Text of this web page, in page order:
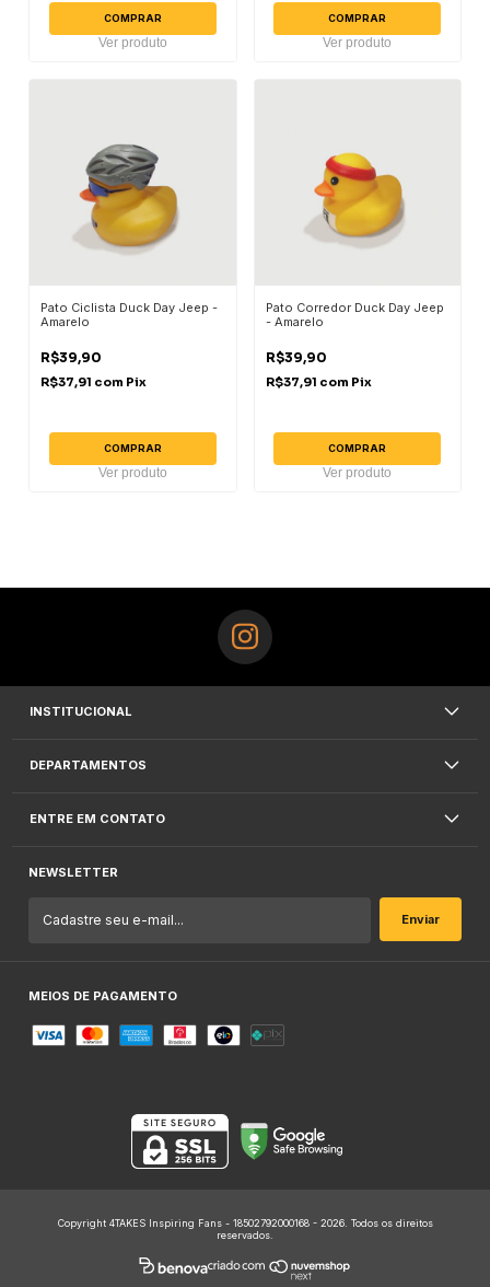
COMPRAR
Ver produto
COMPRAR
Ver produto
Pato Ciclista Duck Day Jeep -
Amarelo
R$39,90
R$37,91 com Pix
COMPRAR
Ver produto
Pato Corredor Duck Day Jeep
- Amarelo
R$39,90
R$37,91 com Pix
COMPRAR
Ver produto
INSTITUCIONAL
DEPARTAMENTOS
ENTRE EM CONTATO
NEWSLETTER
MEIOS DE PAGAMENTO
Copyright 4TAKES Inspiring Fans - 18502792000168 - 2026. Todos os direitos
reservados.